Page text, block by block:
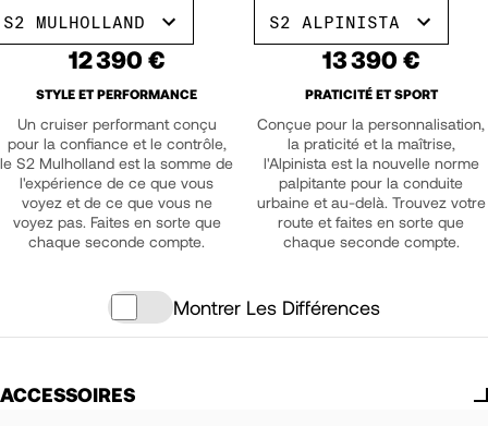
S2 MULHOLLAND S2 ALPINISTA
12 390 € 13 390 €
STYLE ET PERFORMANCE
Un cruiser performant conçu
pour la confiance et le contrôle,
le S2 Mulholland est la somme de
l'expérience de ce que vous
voyez et de ce que vous ne
voyez pas. Faites en sorte que
chaque seconde compte.
PRATICITÉ ET SPORT
Conçue pour la personnalisation,
la praticité et la maîtrise,
l'Alpinista est la nouvelle norme
palpitante pour la conduite
urbaine et au-delà. Trouvez votre
route et faites en sorte que
chaque seconde compte.
Montrer Les Différences
ACCESSOIRES